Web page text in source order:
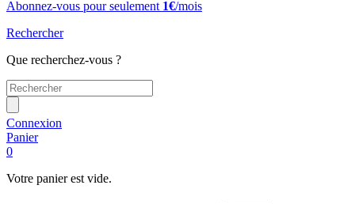
Abonnez-vous pour seulement 1€/mois
Rechercher
Que recherchez-vous ?
Connexion
Panier
0
Votre panier est vide.